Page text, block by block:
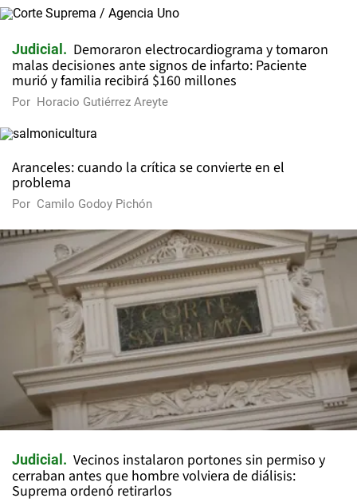
Judicial
Demoraron electrocardiograma y tomaron
malas decisiones ante signos de infarto: Paciente
murió y familia recibirá $160 millones
Por Horacio Gutiérrez Areyte
Aranceles: cuando la crítica se convierte en el
problema
Por Camilo Godoy Pichón
Judicial
Vecinos instalaron portones sin permiso y
cerraban antes que hombre volviera de diálisis:
Suprema ordenó retirarlos